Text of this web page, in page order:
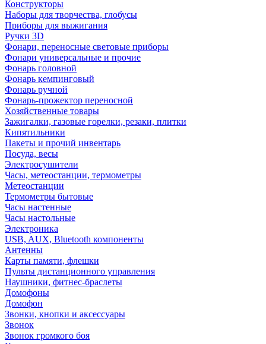
Конструкторы
Наборы для творчества, глобусы
Приборы для выжигания
Ручки 3D
Фонари, переносные световые приборы
Фонари универсальные и прочие
Фонарь головной
Фонарь кемпинговый
Фонарь ручной
Фонарь-прожектор переносной
Хозяйственные товары
Зажигалки, газовые горелки, резаки, плитки
Кипятильники
Пакеты и прочий инвентарь
Посуда, весы
Электросушители
Часы, метеостанции, термометры
Метеостанции
Термометры бытовые
Часы настенные
Часы настольные
Электроника
USB, AUX, Bluetooth компоненты
Антенны
Карты памяти, флешки
Пульты дистанционного управления
Наушники, фитнес-браслеты
Домофоны
Домофон
Звонки, кнопки и аксессуары
Звонок
Звонок громкого боя